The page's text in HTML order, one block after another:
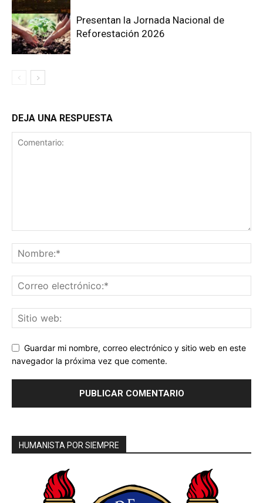
Presentan la Jornada Nacional de
Reforestación 2026
DEJA UNA RESPUESTA
Guardar mi nombre, correo electrónico y sitio web en este
navegador la próxima vez que comente.
HUMANISTA POR SIEMPRE